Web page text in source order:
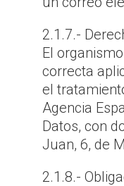
2.1.7.-
El
correcta
el
Agencia
Datos, con
Juan, 6, de
2.1.8.-